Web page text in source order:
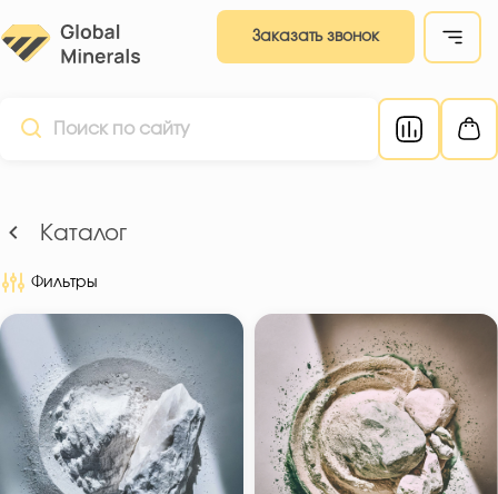
Заказать звонок
Каталог
Фильтры